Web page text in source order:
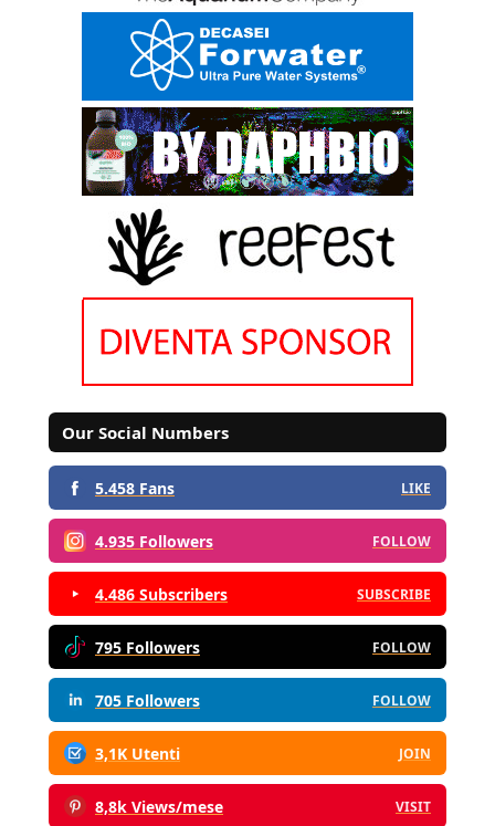
Our Social Numbers
5.458 Fans LIKE
4.935 Followers FOLLOW
4.486 Subscribers SUBSCRIBE
795 Followers FOLLOW
705 Followers FOLLOW
3,1K Utenti JOIN
8,8k Views/mese VISIT